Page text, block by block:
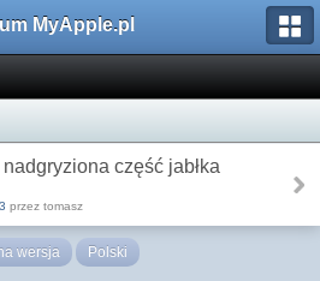
MyApple.pl
część jabłka
przez tomasz
wersja Polski